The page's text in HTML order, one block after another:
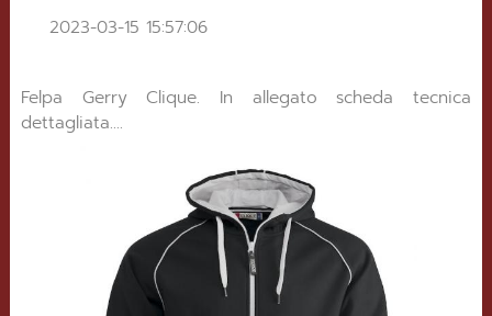
2023-03-15 15:57:06
Felpa Gerry Clique. In allegato scheda tecnica
dettagliata....